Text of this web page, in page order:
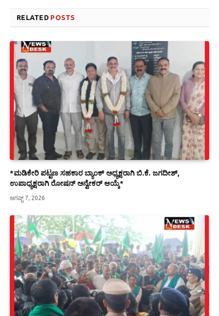
RELATED POSTS
*ಮಡಿಕೇರಿ ಪಟ್ಟಣ ಸಹಕಾರ ಬ್ಯಾಂಕ್ ಅಧ್ಯಕ್ಷರಾಗಿ ಬಿ.ಕೆ. ಜಗದೀಶ್,
ಉಪಾಧ್ಯಕ್ಷರಾಗಿ ರೋಷನ್ ಅನ್ವೇಕರ್ ಆಯ್ಕೆ*
ಆಗಷ್ಟ್ 7, 2026